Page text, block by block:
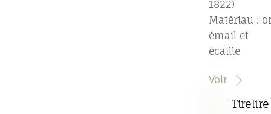
1822)
Matériau :
émail et
écaille
Voir
Tirelire